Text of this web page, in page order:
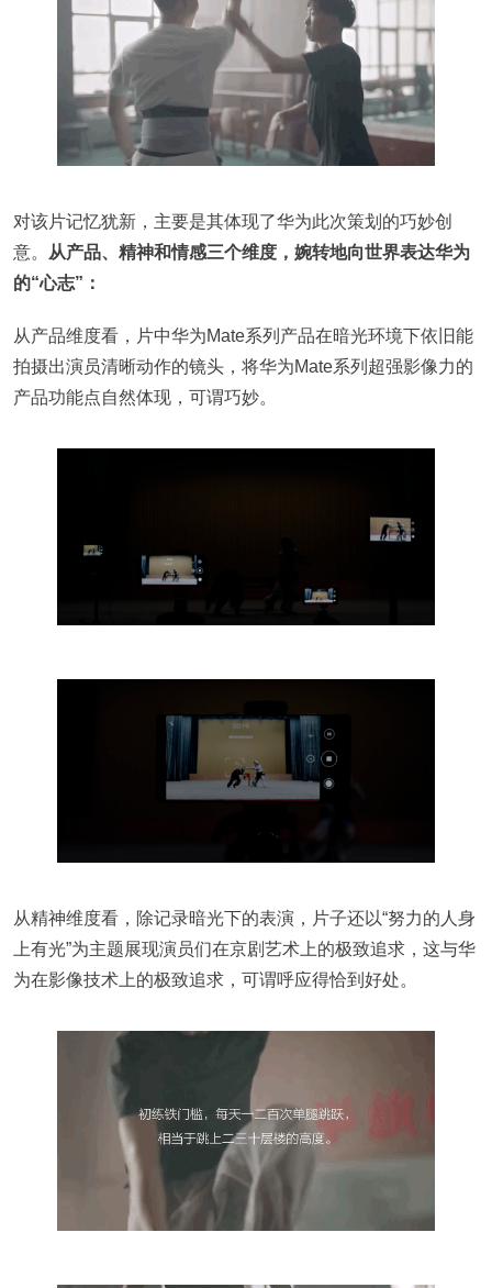
对该片记忆犹新，主要是其体现了华为此次策划的巧妙创
意。
从产品、精神和情感三个维度，婉转地向世界表达华为
的“心志”：
从产品维度看，片中华为Mate系列产品在暗光环境下依旧能
拍摄出演员清晰动作的镜头，将华为Mate系列超强影像力的
产品功能点自然体现，可谓巧妙。
从精神维度看，除记录暗光下的表演，片子还以“努力的人身
上有光”为主题展现演员们在京剧艺术上的极致追求，这与华
为在影像技术上的极致追求，可谓呼应得恰到好处。